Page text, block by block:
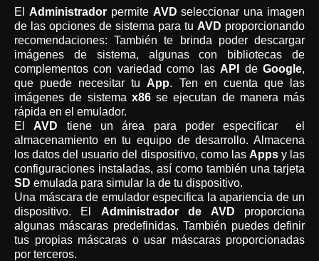
El Administrador permite AVD seleccionar una imagen
de las opciones de sistema para tu AVD proporcionando
recomendaciones: También te brinda poder descargar
imágenes de sistema, algunas con bibliotecas de
complementos con variedad como las API deGoogle,
que puede necesitar tu App. Ten en cuenta que las
imágenes de sistema x86se ejecutan de manera más
rápida en el emulador.
El AVD tiene un área para poder especificar el
almacenamiento en tu equipo de desarrollo. Almacena
los datos del usuario del dispositivo, como las Appsy las
configuraciones instaladas, así como también una tarjeta
SD emulada para simular la de tu dispositivo.
Una máscara de emulador especifica la apariencia de un
dispositivo. El Administrador de AVD proporciona
algunas máscaras predefinidas. También puedes definir
tus propias máscaras o usar máscaras proporcionadas
por terceros.